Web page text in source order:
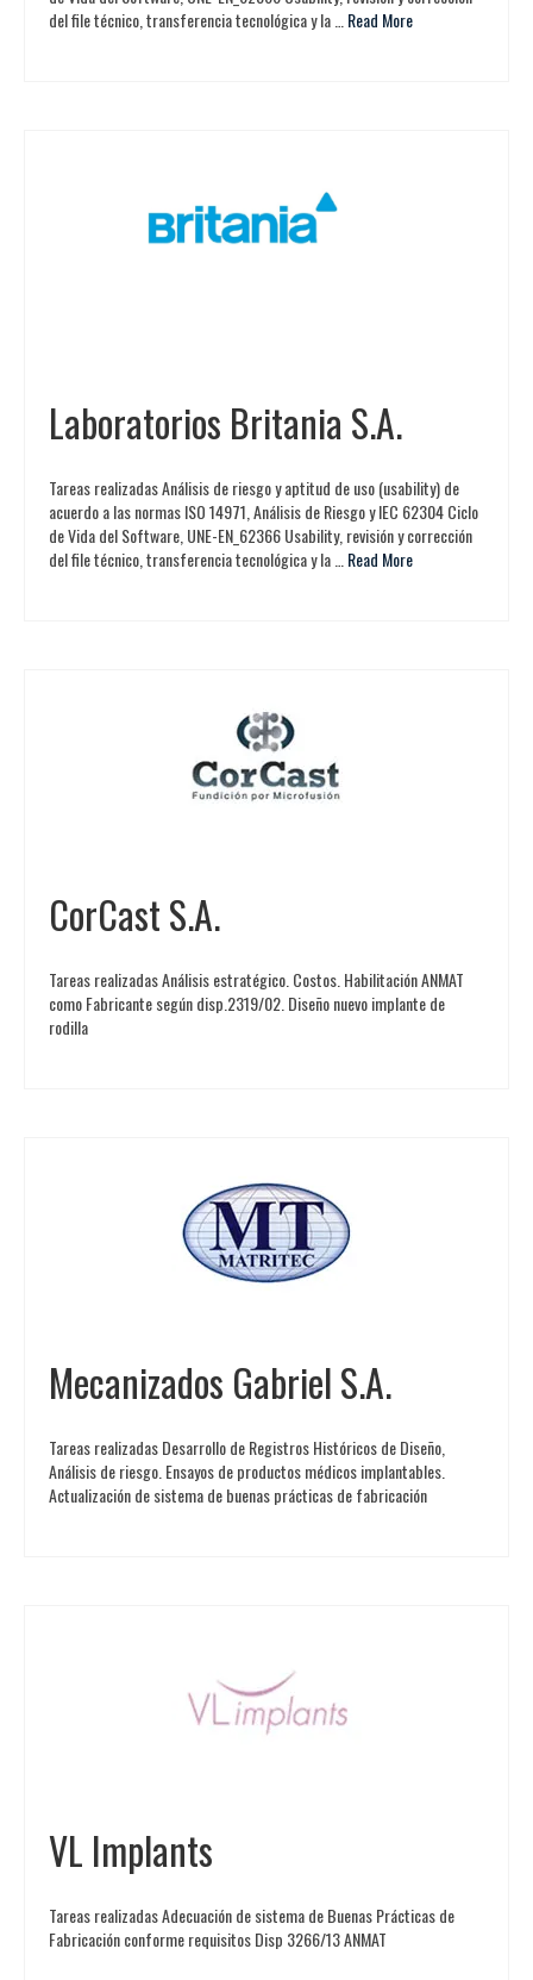
del file técnico, transferencia tecnológica y la …Read More
Laboratorios Britania S.A.
Tareas realizadas Análisis de riesgo y aptitud de uso (usability) de
acuerdo a las normas ISO 14971, Análisis de Riesgo y IEC 62304 Ciclo
de Vida del Software, UNE-EN_62366 Usability, revisión y corrección
del file técnico, transferencia tecnológica y la …Read More
CorCast S.A.
Tareas realizadas Análisis estratégico. Costos. Habilitación ANMAT
como Fabricante según disp.2319/02. Diseño nuevo implante de
rodilla
Mecanizados Gabriel S.A.
Tareas realizadas Desarrollo de Registros Históricos de Diseño,
Análisis de riesgo. Ensayos de productos médicos implantables.
Actualización de sistema de buenas prácticas de fabricación
VL Implants
Tareas realizadas Adecuación de sistema de Buenas Prácticas de
Fabricación conforme requisitos Disp 3266/13 ANMAT